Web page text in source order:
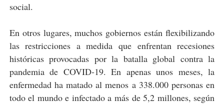
social.
En otros lugares, muchos gobiernos están flexibilizando
las restricciones a medida que enfrentan recesiones
históricas provocadas por la batalla global contra la
pandemia de COVID-19. En apenas unos meses, la
enfermedad ha matado al menos a 338.000 personas en
todo el mundo e infectado a más de 5,2 millones, según